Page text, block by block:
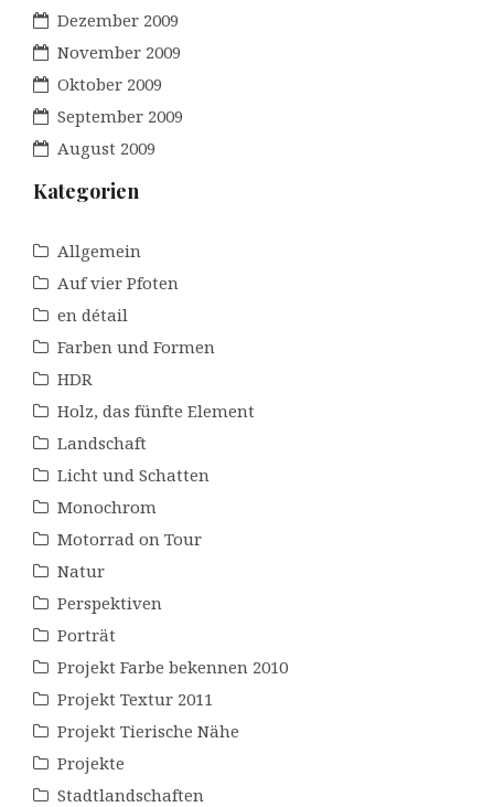
Dezember 2009
November 2009
Oktober 2009
September 2009
August 2009
Kategorien
Allgemein
Auf vier Pfoten
en détail
Farben und Formen
HDR
Holz, das fünfte Element
Landschaft
Licht und Schatten
Monochrom
Motorrad on Tour
Natur
Perspektiven
Porträt
Projekt Farbe bekennen 2010
Projekt Textur 2011
Projekt Tierische Nähe
Projekte
Stadtlandschaften